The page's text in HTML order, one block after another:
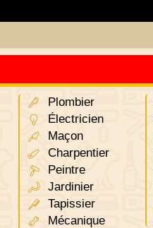
Plombier
Électricien
Maçon
Charpentier
Peintre
Jardinier
Tapissier
Mécanique